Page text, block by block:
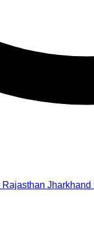
Rajasthan Jharkhand